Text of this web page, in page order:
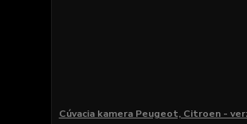
Cúvacia kamera Peugeot, Citroen -